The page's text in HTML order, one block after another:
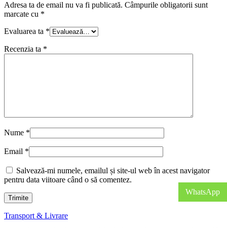
Adresa ta de email nu va fi publicată. Câmpurile obligatorii sunt
marcate cu *
Evaluarea ta *
Recenzia ta *
Nume *
Email *
Salvează-mi numele, emailul și site-ul web în acest navigator
pentru data viitoare când o să comentez.
Transport & Livrare
WhatsApp